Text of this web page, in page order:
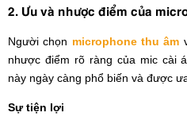
2. Ưu và nhược điểm của
Người chọn microphone thu âm
nhược điểm rõ ràng của mic cài
này ngày càng phổ biến và được
Sự tiện lợi